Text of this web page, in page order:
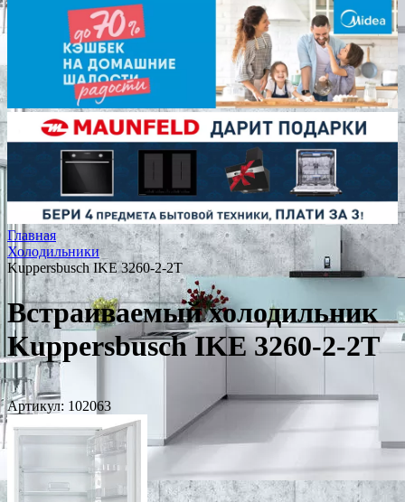
Главная
Холодильники
Kuppersbusch IKE 3260-2-2T
Встраиваемый холодильник
Kuppersbusch IKE 3260-2-2T
Артикул: 102063